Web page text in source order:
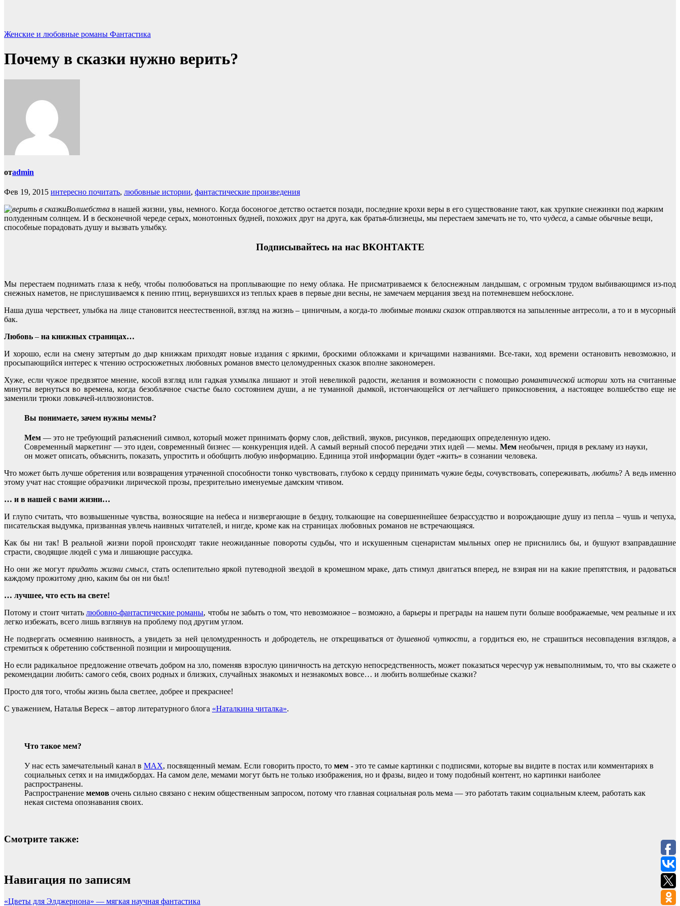
Женские и любовные романы Фантастика
Почему в сказки нужно верить?
отadmin
Фев 19, 2015 интересно почитать, любовные истории, фантастические произведения
Волшебства в нашей жизни, увы, немного. Когда босоногое детство остается позади, последние крохи веры в его существование тают, как хрупкие снежинки под жарким
полуденным солнцем. И в бесконечной череде серых, монотонных будней, похожих друг на друга, как братья-близнецы, мы перестаем замечать не то, что чудеса, а самые обычные вещи,
способные порадовать душу и вызвать улыбку.
Подписывайтесь на нас ВКОНТАКТЕ
Мы перестаем поднимать глаза к небу, чтобы полюбоваться на проплывающие по нему облака. Не присматриваемся к белоснежным ландышам, с огромным трудом выбивающимся из-под
снежных наметов, не прислушиваемся к пению птиц, вернувшихся из теплых краев в первые дни весны, не замечаем мерцания звезд на потемневшем небосклоне.
Наша душа черствеет, улыбка на лице становится неестественной, взгляд на жизнь – циничным, а когда-то любимые томики сказокотправляются на запыленные антресоли, а то и в мусорный
бак.
Любовь – на книжных страницах…
И хорошо, если на смену затертым до дыр книжкам приходят новые издания с яркими, броскими обложками и кричащими названиями. Все-таки, ход времени остановить невозможно, и
просыпающийся интерес к чтению остросюжетных любовных романов вместо целомудренных сказок вполне закономерен.
Хуже, если чужое предвзятое мнение, косой взгляд или гадкая ухмылка лишают и этой невеликой радости, желания и возможности с помощью романтической истории хоть на считанные
минуты вернуться во времена, когда безоблачное счастье было состоянием души, а не туманной дымкой, истончающейся от легчайшего прикосновения, а настоящее волшебство еще не
заменили трюки ловкачей-иллюзионистов.
Вы понимаете, зачем нужны мемы?
Мем — это не требующий разъяснений символ, который может принимать форму слов, действий, звуков, рисунков, передающих определенную идею.
Современный маркетинг — это идеи, современный бизнес — конкуренция идей. А самый верный способ передачи этих идей — мемы. Мем необычен, придя в рекламу из науки,
он может описать, объяснить, показать, упростить и обобщить любую информацию. Единица этой информации будет «жить» в сознании человека.
Что может быть лучше обретения или возвращения утраченной способности тонко чувствовать, глубоко к сердцу принимать чужие беды, сочувствовать, сопереживать, любить? А ведь именно
этому учат нас стоящие образчики лирической прозы, презрительно именуемые дамским чтивом.
… и в нашей с вами жизни…
И глупо считать, что возвышенные чувства, возносящие на небеса и низвергающие в бездну, толкающие на совершеннейшее безрассудство и возрождающие душу из пепла – чушь и чепуха,
писательская выдумка, призванная увлечь наивных читателей, и нигде, кроме как на страницах любовных романов не встречающаяся.
Как бы ни так! В реальной жизни порой происходят такие неожиданные повороты судьбы, что и искушенным сценаристам мыльных опер не приснились бы, и бушуют взаправдашние
страсти, сводящие людей с ума и лишающие рассудка.
Но они же могут придать жизни смысл, стать ослепительно яркой путеводной звездой в кромешном мраке, дать стимул двигаться вперед, не взирая ни на какие препятствия, и радоваться
каждому прожитому дню, каким бы он ни был!
… лучшее, что есть на свете!
Потому и стоит читатьлюбовно-фантастические романы, чтобы не забыть о том, что невозможное – возможно, а барьеры и преграды на нашем пути больше воображаемые, чем реальные и их
легко избежать, всего лишь взглянув на проблему под другим углом.
Не подвергать осмеянию наивность, а увидеть за ней целомудренность и добродетель, не открещиваться отдушевной чуткости, а гордиться ею, не страшиться несовпадения взглядов, а
стремиться к обретению собственной позиции и мироощущения.
Но если радикальное предложение отвечать добром на зло, поменяв взрослую циничность на детскую непосредственность, может показаться чересчур уж невыполнимым, то, что вы скажете о
рекомендации любить: самого себя, своих родных и близких, случайных знакомых и незнакомых вовсе… и любить волшебные сказки?
Просто для того, чтобы жизнь была светлее, добрее и прекраснее!
С уважением, Наталья Вереск – автор литературного блога «Наталкина читалка».
Что такое мем?
У нас есть замечательный канал в MAX, посвященный мемам. Если говорить просто, то мем - это те самые картинки с подписями, которые вы видите в постах или комментариях в
социальных сетях и на имиджбордах. На самом деле, мемами могут быть не только изображения, но и фразы, видео и тому подобный контент, но картинки наиболее
распространены.
Распространение мемов очень сильно связано с неким общественным запросом, потому что главная социальная роль мема — это работать таким социальным клеем, работать как
некая система опознавания своих.
Смотрите также:
Навигация по записям
«Цветы для Элджернона» — мягкая научная фантастика